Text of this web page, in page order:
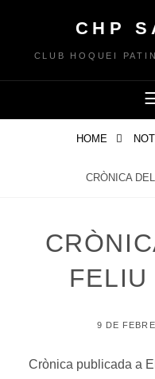
content
CHP
CLUB HOQUEI
HOME
CRÒNICA
POSTED
9 DE
Crònica publicada a